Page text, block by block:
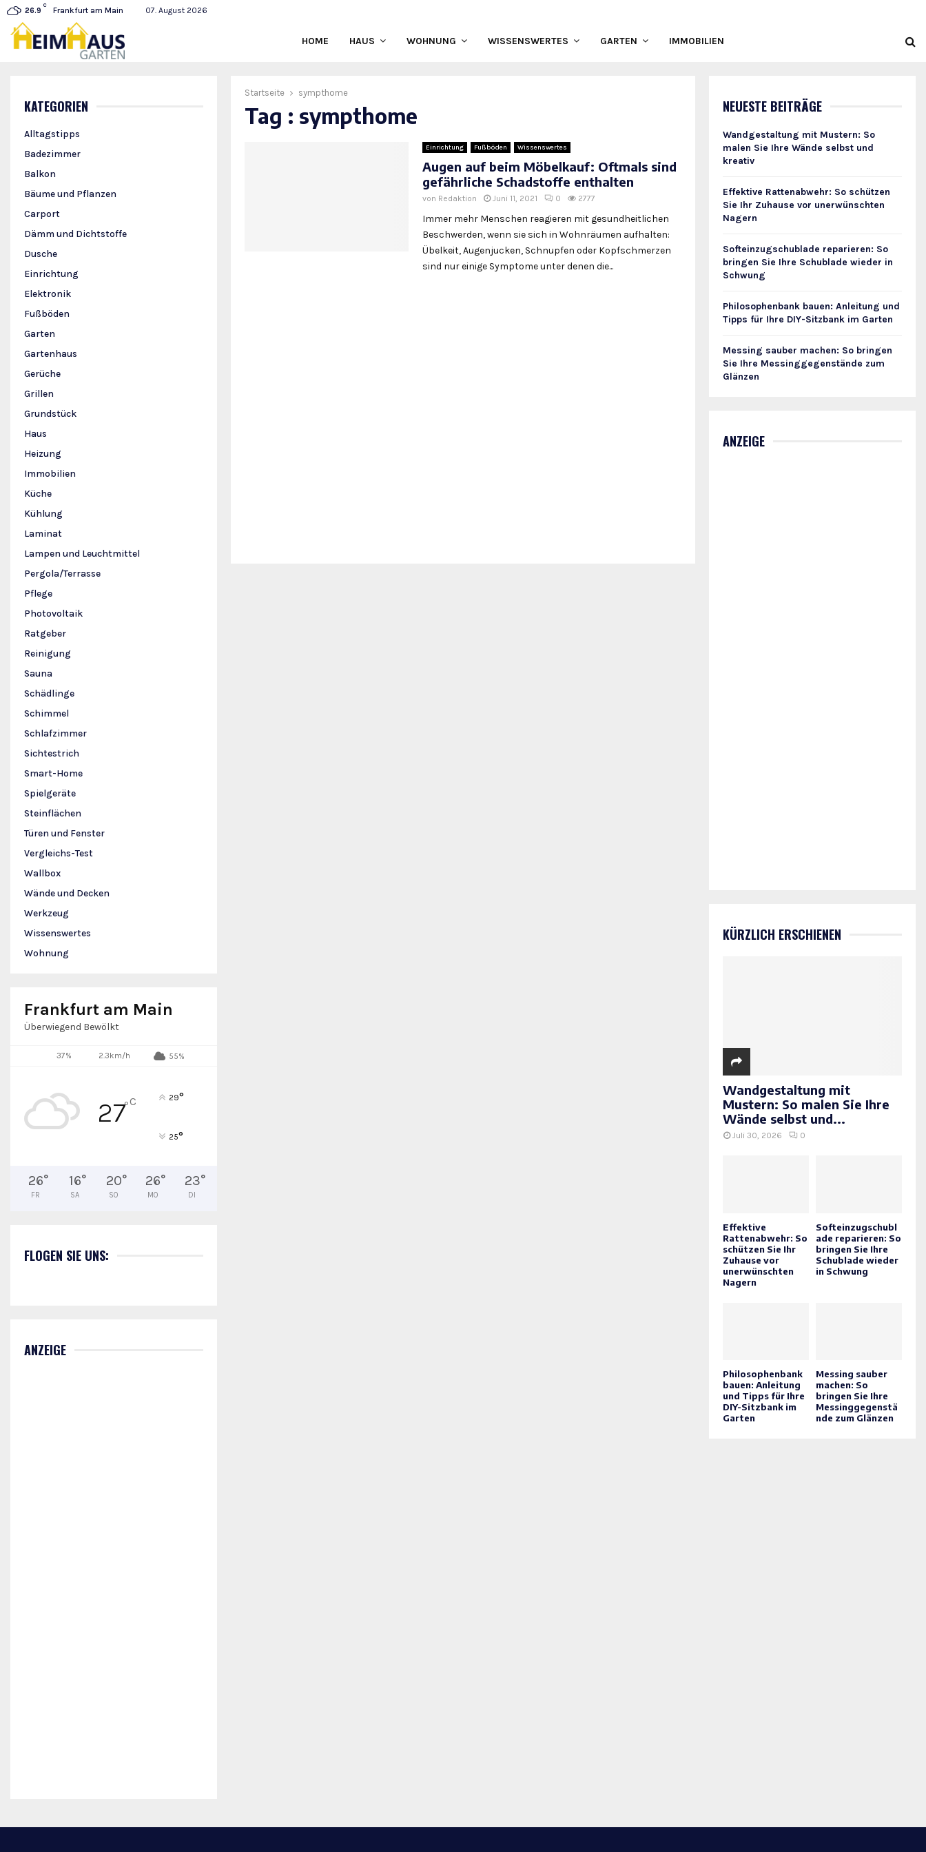
26.9
C
Frankfurt am Main 07. August 2026
HOME HAUS WOHNUNG WISSENSWERTES GARTEN IMMOBILIEN
Startseite sympthome
Tag : sympthome
Einrichtung Fußböden Wissenswertes
Augen auf beim Möbelkauf: Oftmals sind
gefährliche Schadstoffe enthalten
von Redaktion Juni 11, 2021 0 2777
Immer mehr Menschen reagieren mit gesundheitlichen
Beschwerden, wenn sie sich in Wohnräumen aufhalten:
Übelkeit, Augenjucken, Schnupfen oder Kopfschmerzen
sind nur einige Symptome unter denen die...
KATEGORIEN
Alltagstipps
Badezimmer
Balkon
Bäume und Pflanzen
Carport
Dämm und Dichtstoffe
Dusche
Einrichtung
Elektronik
Fußböden
Garten
Gartenhaus
Gerüche
Grillen
Grundstück
Haus
Heizung
Immobilien
Küche
Kühlung
Laminat
Lampen und Leuchtmittel
Pergola/Terrasse
Pflege
Photovoltaik
Ratgeber
Reinigung
Sauna
Schädlinge
Schimmel
Schlafzimmer
Sichtestrich
Smart-Home
Spielgeräte
Steinflächen
Türen und Fenster
Vergleichs-Test
Wallbox
Wände und Decken
Werkzeug
Wissenswertes
Wohnung
Frankfurt am Main
Überwiegend Bewölkt
37% 2.3km/h 55%
27°C 29°
25°
26°
FR
16°
SA
20°
SO
26°
MO
23°
DI
FLOGEN SIE UNS:
ANZEIGE
NEUESTE BEITRÄGE
Wandgestaltung mit Mustern: So
malen Sie Ihre Wände selbst und
kreativ
Effektive Rattenabwehr: So schützen
Sie Ihr Zuhause vor unerwünschten
Nagern
Softeinzugschublade reparieren: So
bringen Sie Ihre Schublade wieder in
Schwung
Philosophenbank bauen: Anleitung und
Tipps für Ihre DIY-Sitzbank im Garten
Messing sauber machen: So bringen
Sie Ihre Messinggegenstände zum
Glänzen
ANZEIGE
KÜRZLICH ERSCHIENEN
Wandgestaltung mit
Mustern: So malen Sie Ihre
Wände selbst und...
Juli 30, 2026 0
Effektive
Rattenabwehr: So
schützen Sie Ihr
Zuhause vor
unerwünschten
Nagern
Softeinzugschubl
ade reparieren: So
bringen Sie Ihre
Schublade wieder
in Schwung
Philosophenbank
bauen: Anleitung
und Tipps für Ihre
DIY-Sitzbank im
Garten
Messing sauber
machen: So
bringen Sie Ihre
Messinggegenstä
nde zum Glänzen